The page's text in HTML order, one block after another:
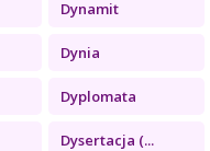
Dynamit
Dynia
Dyplomata
Dysertacja (...